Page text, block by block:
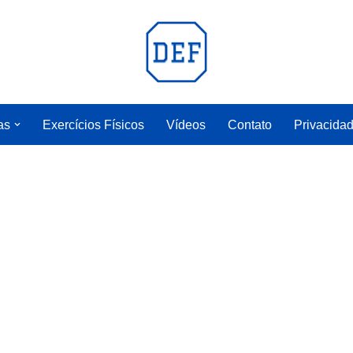
Exercícios Físicos Vídeos Contato